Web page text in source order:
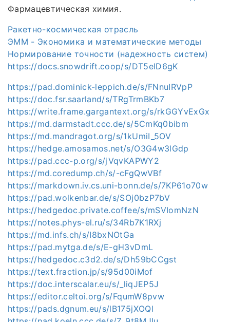
Фармацевтическая химия.
Ракетно-космическая отрасль
ЭММ - Экономика и математические методы
Нормирование точности (надежность систем)
https://docs.snowdrift.coop/s/DT5elD6gK
https://pad.dominick-leppich.de/s/FNnuIRVpP
https://doc.fsr.saarland/s/TRgTrmBKb7
https://write.frame.gargantext.org/s/rkGGYvExGx
https://md.darmstadt.ccc.de/s/5CmKq0bibm
https://md.mandragot.org/s/1kUmiI_5OV
https://hedge.amosamos.net/s/O3G4w3lGdp
https://pad.ccc-p.org/s/jVqvKAPWY2
https://md.coredump.ch/s/-cFgQwVBf
https://markdown.iv.cs.uni-bonn.de/s/7KP61o70w
https://pad.wolkenbar.de/s/SOj0bzP7bV
https://hedgedoc.private.coffee/s/mSVIomNzN
https://notes.phys-el.ru/s/34Rb7K1RXj
https://md.infs.ch/s/I8bxNOtGa
https://pad.mytga.de/s/E-gH3vDmL
https://hedgedoc.c3d2.de/s/Dh59bCCgst
https://text.fraction.jp/s/95d00iMof
https://doc.interscalar.eu/s/_liqJEP5J
https://editor.celtoi.org/s/FqumW8pvw
https://pads.dgnum.eu/s/lB175jXOQl